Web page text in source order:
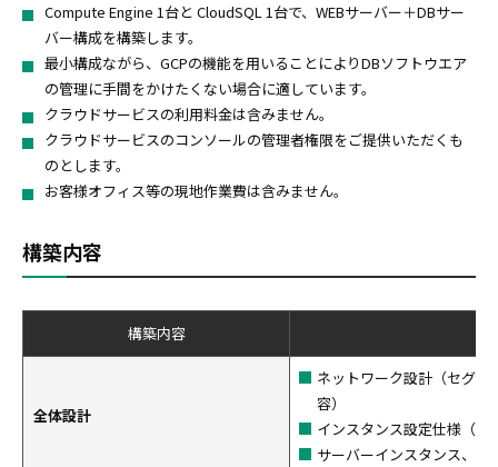
Compute Engine 1台と CloudSQL 1台で、WEBサーバー＋DBサー
バー構成を構築します。
最小構成ながら、GCPの機能を用いることによりDBソフトウエア
の管理に手間をかけたくない場合に適しています。
クラウドサービスの利用料金は含みません。
クラウドサービスのコンソールの管理者権限をご提供いただくも
のとします。
お客様オフィス等の現地作業費は含みません。
構築内容
構築内容
全体設計
ネットワーク設計（セグメ
容）
インスタンス設定仕様（イ
サーバーインスタンス、